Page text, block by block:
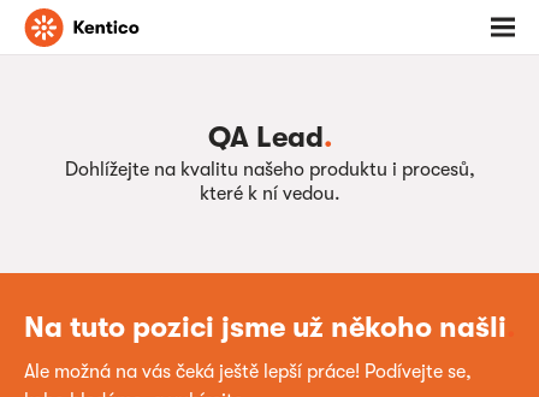
Jděte
na
menu
QA Lead.
Dohlížejte na kvalitu našeho produktu i procesů,
které k ní vedou.
Na tuto pozici jsme už někoho našli
Ale možná na vás čeká ještě lepší práce! Podívejte se,